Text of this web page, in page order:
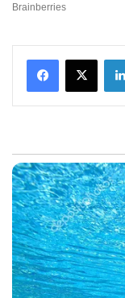
Facebook
X